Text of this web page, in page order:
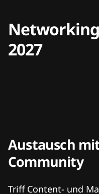
2027
Austausch
Community
Triff Content- und